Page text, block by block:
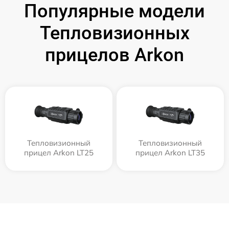
Популярные модели
Тепловизионных
прицелов Arkon
Тепловизионный
прицел Arkon LT25
Тепловизионный
прицел Arkon LT35